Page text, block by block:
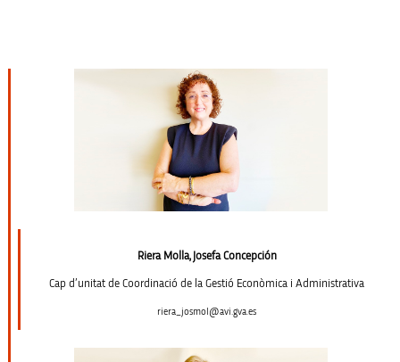
Riera Molla, Josefa Concepción
Cap d’unitat de Coordinació de la Gestió Econòmica i Administrativa
riera_josmol@avi.gva.es